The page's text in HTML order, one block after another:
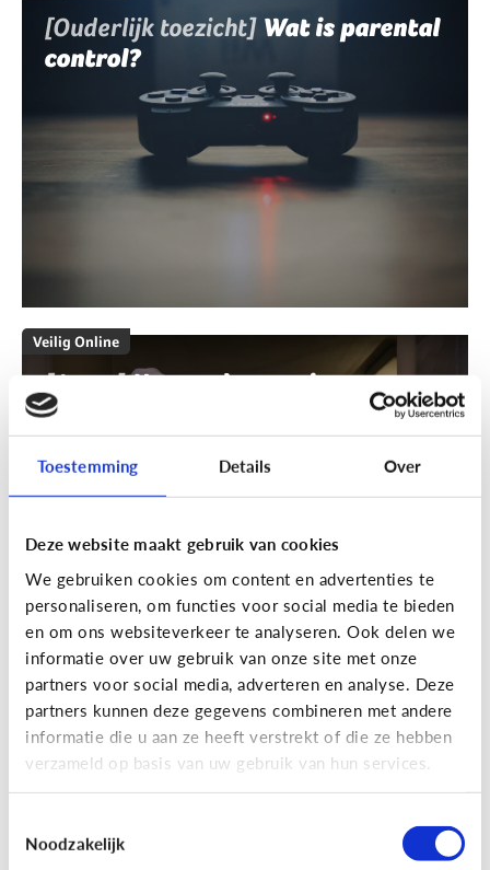
Toestemming Details Over
Deze website maakt gebruik van cookies
We gebruiken cookies om content en advertenties te
personaliseren, om functies voor social media te bieden
en om ons websiteverkeer te analyseren. Ook delen we
informatie over uw gebruik van onze site met onze
partners voor social media, adverteren en analyse. Deze
partners kunnen deze gegevens combineren met andere
informatie die u aan ze heeft verstrekt of die ze hebben
verzameld op basis van uw gebruik van hun services.
Noodzakelijk
[Ouderlijk toezicht] Wat is parental
control?
Veilig Online
[Actua]Hoe snel geven jongeren
hun bankkaart in ruil voor geld?
En wat zijn 'geldezels'?
[Hoe werkt het?]Locatiegegevens
delen via de smartphone